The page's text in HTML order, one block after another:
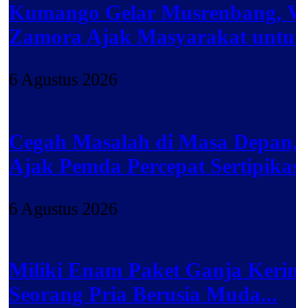
Kumango Gelar Musrenbang,
Zamora Ajak Masyarakat
6 Agustus 2026
Cegah Masalah di Masa
Ajak Pemda Percepat
6 Agustus 2026
Miliki Enam Paket Ganja
Seorang Pria Berusia Muda...